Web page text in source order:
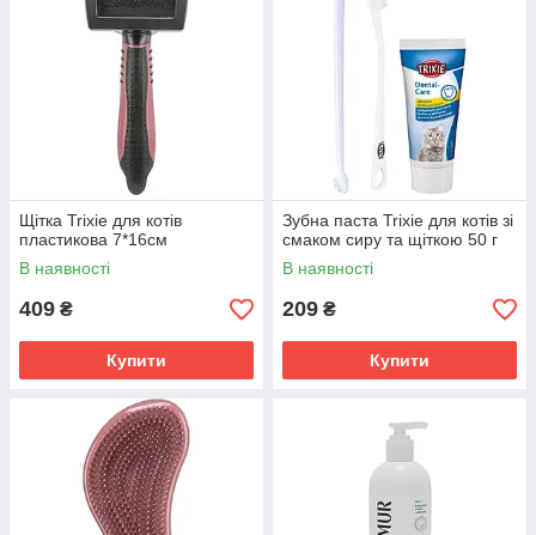
Щітка Trixie для котів
пластикова 7*16см
В наявності
409 ₴
Купити
Зубна паста Trixie для котів зі
смаком сиру та щіткою 50 г
В наявності
209 ₴
Купити